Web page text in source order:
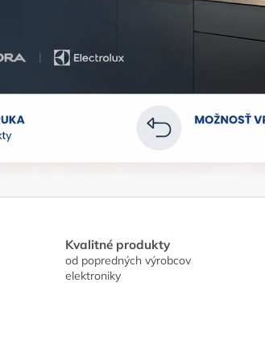
Kvalitné produkty
od popredných výrobcov
elektroniky